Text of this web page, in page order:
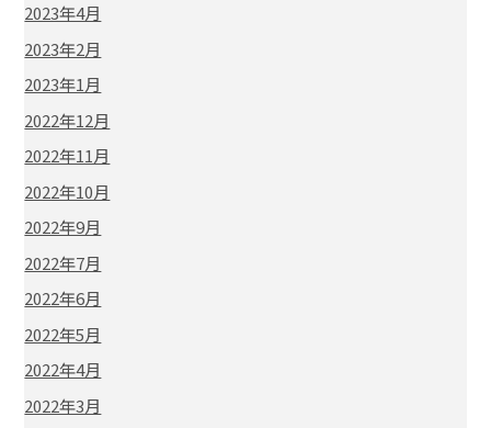
2023年4月
2023年2月
2023年1月
2022年12月
2022年11月
2022年10月
2022年9月
2022年7月
2022年6月
2022年5月
2022年4月
2022年3月